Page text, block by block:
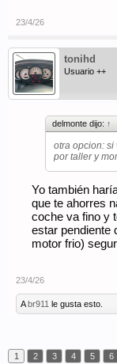
23/4/26
tonihd
Usuario ++
delmonte dijo: ↑
otra opcion:
por taller y
Yo también
que te ahorres
coche va fino y
estar pendiente
motor frio)
23/4/26
Abr911 le gusta esto.
1
2 3 4 5 6